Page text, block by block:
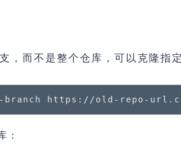
，而不是整个仓库，可以克隆指
branch https://old-repo-
：